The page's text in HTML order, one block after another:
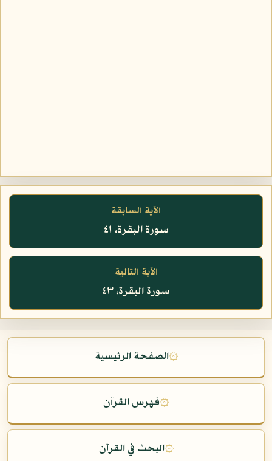
الآية السابقة
سورة البقرة، ٤١
الآية التالية
سورة البقرة، ٤٣
۞الصفحة الرئيسية
۞فهرس القرآن
۞البحث في القرآن